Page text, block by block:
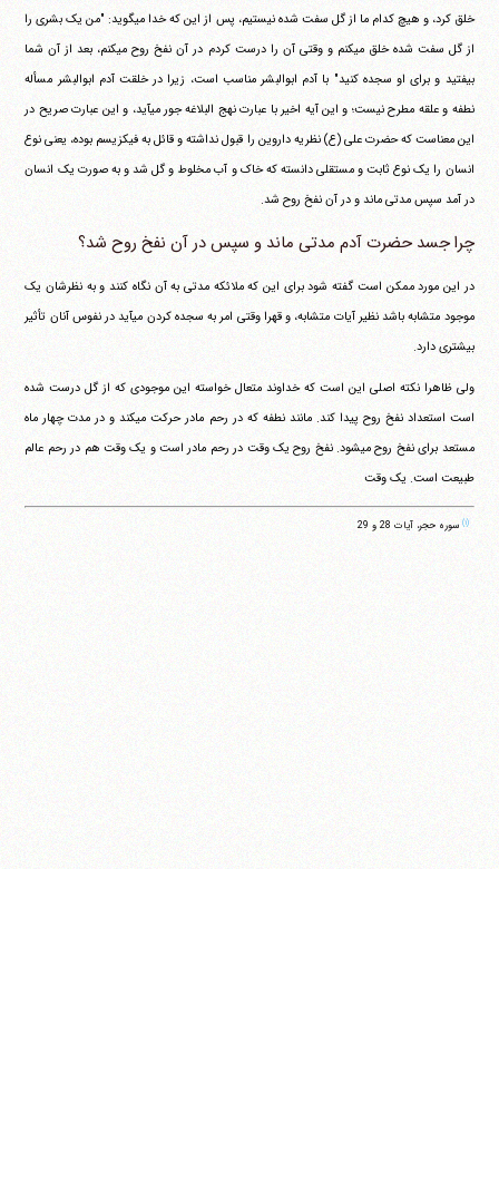
خلق کرد، و هیچ کدام ما از گل سفت شده نیستیم، پس از این که خدا می‎گوید: "من یک بشری را
از گل سفت شده خلق می‎کنم و وقتی آن را درست کردم در آن نفخ روح می‎کنم، بعد از آن شما
بیفتید و برای او سجده کنید" با آدم ابوالبشر مناسب است، زیرا در خلقت آدم ابوالبشر مسأله
نطفه و علقه مطرح نیست؛ و این آیه اخیر با عبارت نهج البلاغه جور می‎آید، و این عبارت صریح در
این معناست که حضرت علی (ع) نظریه داروین را قبول نداشته و قائل به فیکزیسم بوده، یعنی نوع
انسان را یک نوع ثابت و مستقلی دانسته که خاک و آب مخلوط و گل شد و به صورت یک انسان
در آمد سپس مدتی ماند و در آن نفخ روح شد.
چرا جسد حضرت آدم مدتی ماند و سپس در آن نفخ روح شد؟
در این مورد ممکن است گفته شود برای این که ملائکه مدتی به آن نگاه کنند و به نظرشان یک
موجود متشابه باشد نظیر آیات متشابه، و قهرا وقتی امر به سجده کردن می‎آید در نفوس آنان تأثیر
بیشتری دارد.
ولی ظاهرا نکته اصلی این است که خداوند متعال خواسته این موجودی که از گل درست شده
است استعداد نفخ روح پیدا کند. مانند نطفه که در رحم مادر حرکت می‎کند و در مدت چهار ماه
مستعد برای نفخ روح می‎شود. نفخ روح یک وقت در رحم مادر است و یک وقت هم در رحم عالم
طبیعت است. یک وقت
(۱) سوره حجر، آیات 28 و 29